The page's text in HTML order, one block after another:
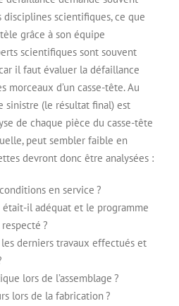
scientifiques, ce que
grâce à son équipe
scientifiques sont souvent
il faut évaluer la défaillance
morceaux d’un casse-tête. Au
sinistre (le résultat final) est
de chaque pièce du casse-tête
peut sembler faible en
devront donc être analysées :
en service ?
était-il adéquat et le programme
?
derniers travaux effectués et
lors de l’assemblage ?
lors de la fabrication ?